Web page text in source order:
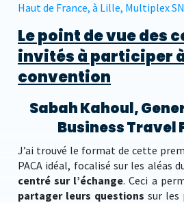
Haut de France, à Lille, Multiplex
Le point de vue des
invités à participer
convention
Sabah Kahoul,
Business Travel
J’ai trouvé le format de cette
PACA idéal, focalisé sur les aléas
centré sur l’échange. Ceci a
partager leurs questions sur les